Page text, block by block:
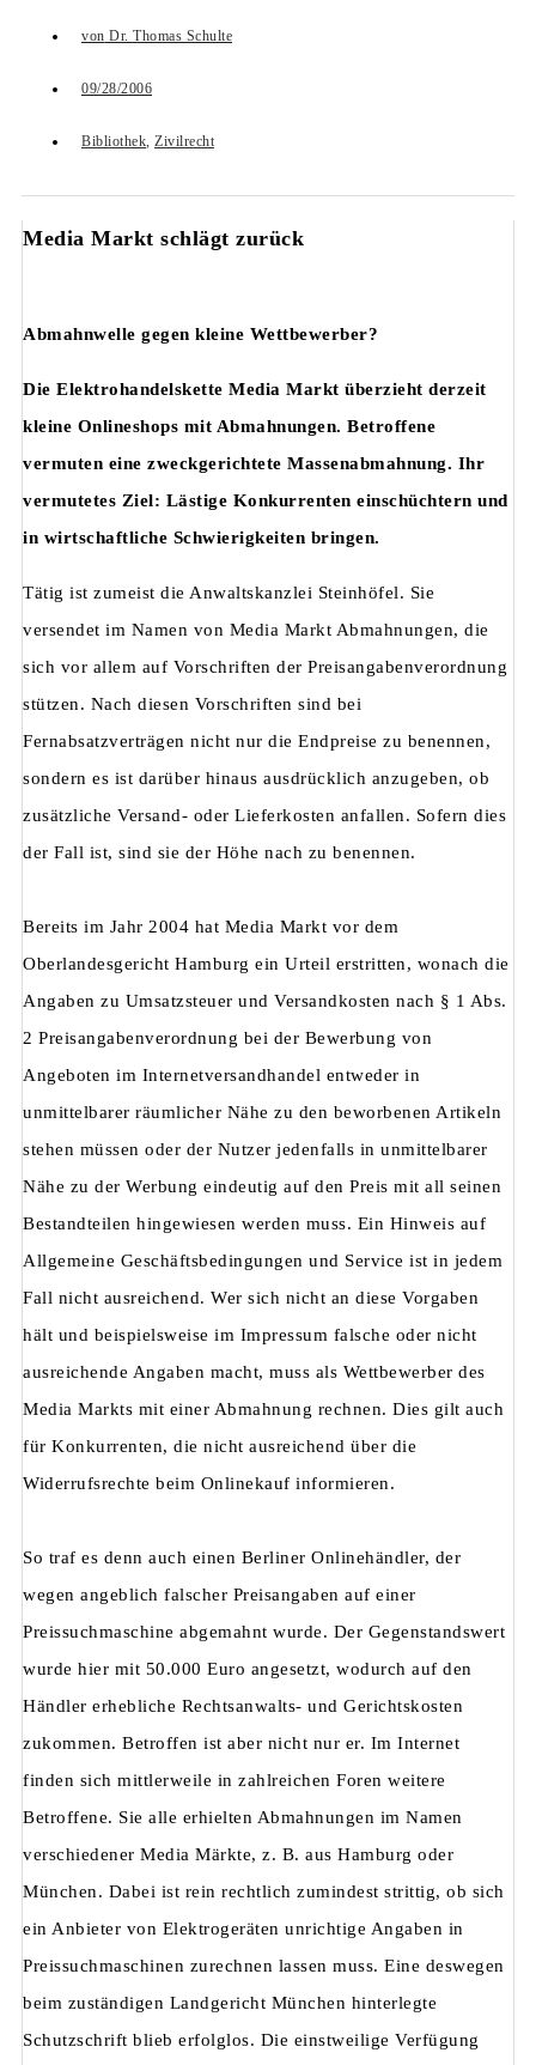
von Dr. Thomas Schulte
09/28/2006
Bibliothek, Zivilrecht
Media Markt schlägt zurück
Abmahnwelle gegen kleine Wettbewerber?
Die Elektrohandelskette Media Markt überzieht derzeit
kleine Onlineshops mit Abmahnungen. Betroffene
vermuten eine zweckgerichtete Massenabmahnung. Ihr
vermutetes Ziel: Lästige Konkurrenten einschüchtern und
in wirtschaftliche Schwierigkeiten bringen.
Tätig ist zumeist die Anwaltskanzlei Steinhöfel. Sie
versendet im Namen von Media Markt Abmahnungen, die
sich vor allem auf Vorschriften der Preisangabenverordnung
stützen. Nach diesen Vorschriften sind bei
Fernabsatzverträgen nicht nur die Endpreise zu benennen,
sondern es ist darüber hinaus ausdrücklich anzugeben, ob
zusätzliche Versand- oder Lieferkosten anfallen. Sofern dies
der Fall ist, sind sie der Höhe nach zu benennen.
Bereits im Jahr 2004 hat Media Markt vor dem
Oberlandesgericht Hamburg ein Urteil erstritten, wonach die
Angaben zu Umsatzsteuer und Versandkosten nach § 1 Abs.
2 Preisangabenverordnung bei der Bewerbung von
Angeboten im Internetversandhandel entweder in
unmittelbarer räumlicher Nähe zu den beworbenen Artikeln
stehen müssen oder der Nutzer jedenfalls in unmittelbarer
Nähe zu der Werbung eindeutig auf den Preis mit all seinen
Bestandteilen hingewiesen werden muss. Ein Hinweis auf
Allgemeine Geschäftsbedingungen und Service ist in jedem
Fall nicht ausreichend. Wer sich nicht an diese Vorgaben
hält und beispielsweise im Impressum falsche oder nicht
ausreichende Angaben macht, muss als Wettbewerber des
Media Markts mit einer Abmahnung rechnen. Dies gilt auch
für Konkurrenten, die nicht ausreichend über die
Widerrufsrechte beim Onlinekauf informieren.
So traf es denn auch einen Berliner Onlinehändler, der
wegen angeblich falscher Preisangaben auf einer
Preissuchmaschine abgemahnt wurde. Der Gegenstandswert
wurde hier mit 50.000 Euro angesetzt, wodurch auf den
Händler erhebliche Rechtsanwalts- und Gerichtskosten
zukommen. Betroffen ist aber nicht nur er. Im Internet
finden sich mittlerweile in zahlreichen Foren weitere
Betroffene. Sie alle erhielten Abmahnungen im Namen
verschiedener Media Märkte, z. B. aus Hamburg oder
München. Dabei ist rein rechtlich zumindest strittig, ob sich
ein Anbieter von Elektrogeräten unrichtige Angaben in
Preissuchmaschinen zurechnen lassen muss. Eine deswegen
beim zuständigen Landgericht München hinterlegte
Schutzschrift blieb erfolglos. Die einstweilige Verfügung